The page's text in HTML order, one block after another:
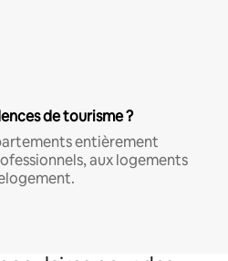
de tourisme ?
entièrement
aux logements